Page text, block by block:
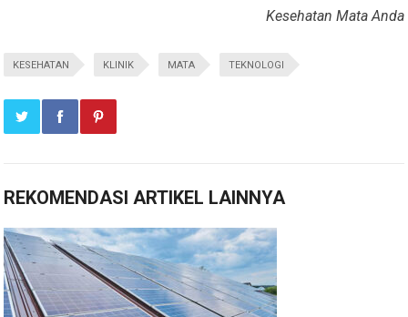
Kesehatan Mata Anda
KESEHATAN KLINIK MATA TEKNOLOGI
REKOMENDASI ARTIKEL LAINNYA